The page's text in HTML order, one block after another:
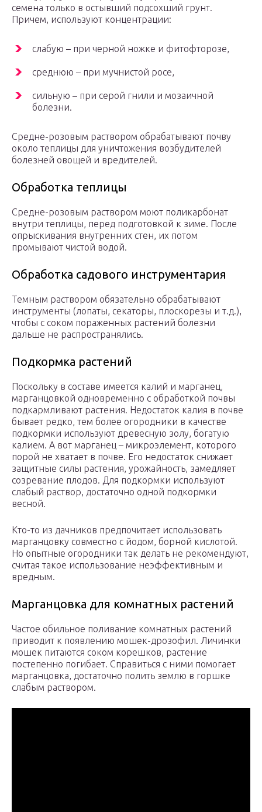
семена только в остывший подсохший грунт.
Причем, используют концентрации:
слабую – при черной ножке и фитофторозе,
среднюю – при мучнистой росе,
сильную – при серой гнили и мозаичной
болезни.
Средне-розовым раствором обрабатывают почву
около теплицы для уничтожения возбудителей
болезней овощей и вредителей.
Обработка теплицы
Средне-розовым раствором моют поликарбонат
внутри теплицы, перед подготовкой к зиме. После
опрыскивания внутренних стен, их потом
промывают чистой водой.
Обработка садового инструментария
Темным раствором обязательно обрабатывают
инструменты (лопаты, секаторы, плоскорезы и т.д.),
чтобы с соком пораженных растений болезни
дальше не распространялись.
Подкормка растений
Поскольку в составе имеется калий и марганец,
марганцовкой одновременно с обработкой почвы
подкармливают растения. Недостаток калия в почве
бывает редко, тем более огородники в качестве
подкормки используют древесную золу, богатую
калием. А вот марганец – микроэлемент, которого
порой не хватает в почве. Его недостаток снижает
защитные силы растения, урожайность, замедляет
созревание плодов. Для подкормки используют
слабый раствор, достаточно одной подкормки
весной.
Кто-то из дачников предпочитает использовать
марганцовку совместно с йодом, борной кислотой.
Но опытные огородники так делать не рекомендуют,
считая такое использование неэффективным и
вредным.
Марганцовка для комнатных растений
Частое обильное поливание комнатных растений
приводит к появлению мошек-дрозофил. Личинки
мошек питаются соком корешков, растение
постепенно погибает. Справиться с ними помогает
марганцовка, достаточно полить землю в горшке
слабым раствором.